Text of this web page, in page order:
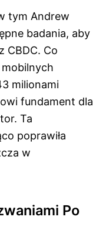
tym Andrew
badania, aby
CBDC. Co
milionami
fundament dla
Ta
poprawiła
w
Po